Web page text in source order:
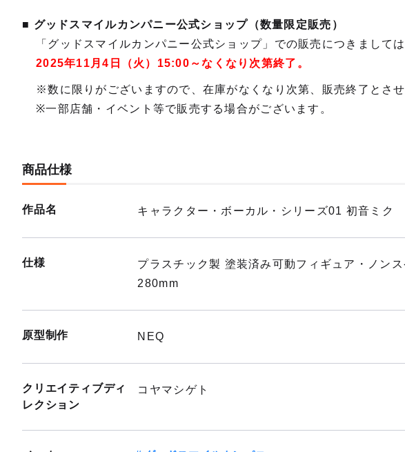
■ グッドスマイルカンパニー公式ショップ（数量限定販売）
「グッドスマイルカンパニー公式ショップ」での販売につきましては
2025年11月4日（火）15:00～なくなり次第終了。
※数に限りがございますので、在庫がなくなり次第、販売終了とさせ
※一部店舗・イベント等で販売する場合がございます。
商品仕様
作品名 キャラクター・ボーカル・シリーズ01 初音ミク
仕様
プラスチック製 塗装済み可動フィギュア・ノン
280mm
原型制作 NEQ
クリエイティブディ
レクション
コヤマシゲト